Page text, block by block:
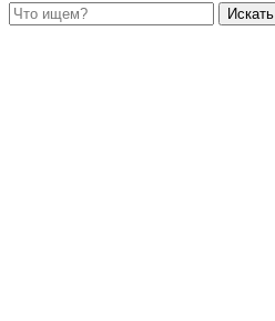
Поиск Искать